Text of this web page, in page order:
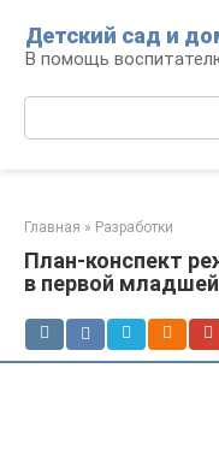
контенту
Детский сад и
В помощь
Главная » Разработки
План-конспект
в первой младшей